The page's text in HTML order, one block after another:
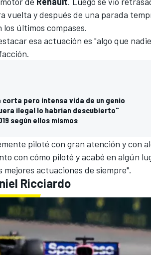
vuelta y después de una parada
los últimos compases.
esa actuación es "algo que
corta pero intensa vida de un genio
ilegal lo habrían descubierto"
según ellos mismos
piloté con gran atención y con
con cómo piloté y acabé en algún
actuaciones de siempre".
Ricciardo